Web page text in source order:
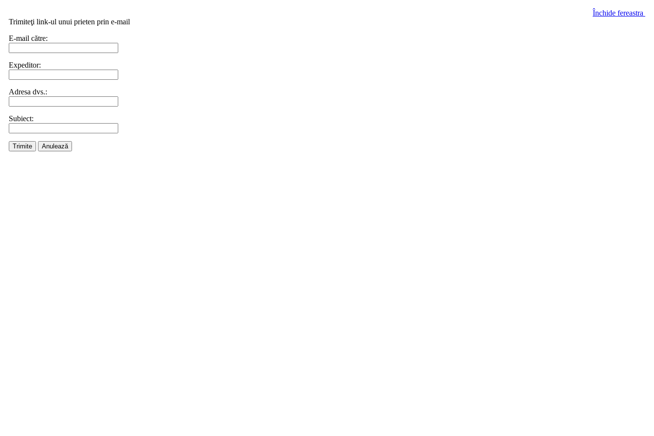
Închide fereastra
Trimiteţi link-ul unui prieten prin e-mail
E-mail către:
Expeditor:
Adresa dvs.:
Subiect:
Trimite Anulează